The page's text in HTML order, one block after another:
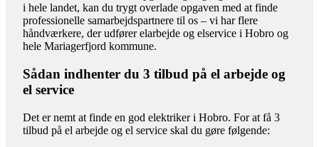
i hele landet, kan du trygt overlade opgaven med at finde
professionelle samarbejdspartnere til os – vi har flere
håndværkere, der udfører elarbejde og elservice i Hobro og
hele Mariagerfjord kommune.
Sådan indhenter du 3 tilbud på el arbejde og
el service
Det er nemt at finde en god elektriker i Hobro. For at få 3
tilbud på el arbejde og el service skal du gøre følgende: